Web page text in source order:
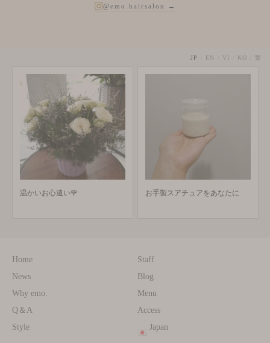
@emo.hairsalon →
JP EN VI KO 繁
温かいお心遣い🌹 お手製スアチュアをあなたに
Home
News
Why emo.
Q＆A
Style
Staff
Blog
Menu
Access
Japan